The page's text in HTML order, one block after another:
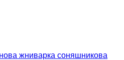
нова жниварка соняшникова